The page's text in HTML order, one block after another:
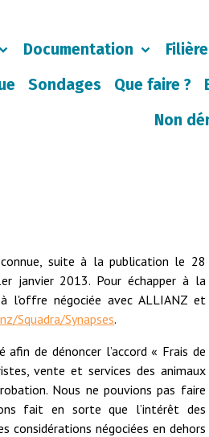
Documentation Filière
Sondages Que faire ?
Non
suite à la publication le 28
janvier 2013. Pour échapper à la
l'offre négociée avec ALLIANZ et
Squadra/Synapses.
de dénoncer l’accord « Frais de
vente et services des animaux
Nous ne pouvions pas faire
fait en sorte que l’intérêt des
considérations négociées en dehors